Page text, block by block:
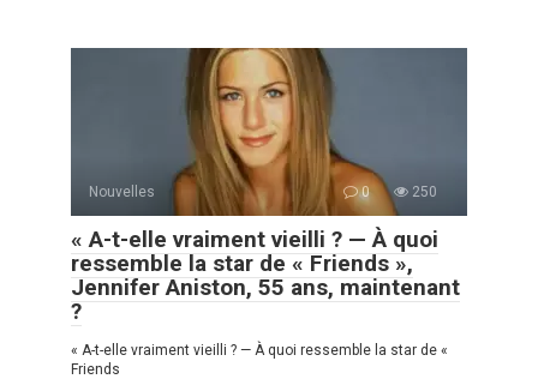
Nouvelles 0 250
« A-t-elle vraiment vieilli ? — À quoi
ressemble la star de « Friends »,
Jennifer Aniston, 55 ans, maintenant
?
« A-t-elle vraiment vieilli ? — À quoi ressemble la star de «
Friends